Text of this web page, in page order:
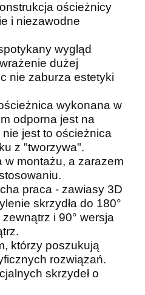
ościeżnicy
i niezawodne
wygląd
dużej
nie zaburza estetyki
wykonana w
odporna jest na
nie jest to ościeżnica
z "tworzywa".
w montażu, a zarazem
praca - zawiasy 3D
skrzydła do 180°
i 90° wersja
którzy poszukują
rozwiązań.
skrzydeł o